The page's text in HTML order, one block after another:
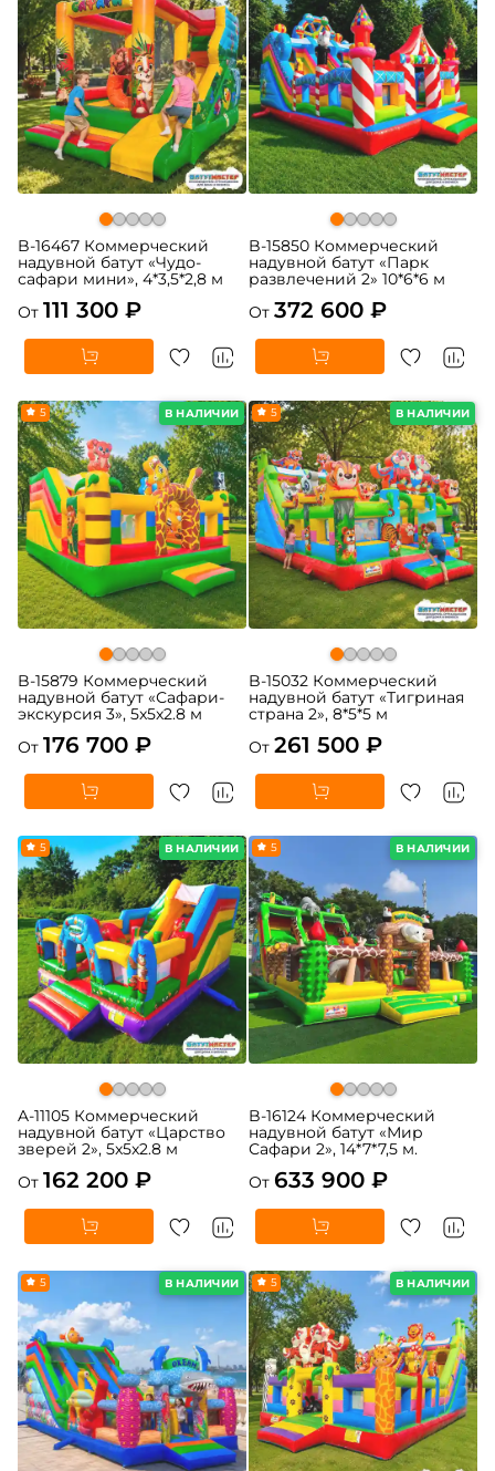
B-16467 Коммерческий
надувной батут «Чудо-
сафари мини», 4*3,5*2,8 м
От 111 300 ₽
B-15850 Коммерческий
надувной батут «Парк
развлечений 2» 10*6*6 м
От 372 600 ₽
В НАЛИЧИИ
5
B-15879 Коммерческий
надувной батут «Сафари-
экскурсия 3», 5x5x2.8 м
От 176 700 ₽
В НАЛИЧИИ
5
B-15032 Коммерческий
надувной батут «Тигриная
страна 2», 8*5*5 м
От 261 500 ₽
В НАЛИЧИИ
5
A-11105 Коммерческий
надувной батут «Царство
зверей 2», 5x5x2.8 м
От 162 200 ₽
В НАЛИЧИИ
5
B-16124 Коммерческий
надувной батут «Мир
Сафари 2», 14*7*7,5 м.
От 633 900 ₽
В НАЛИЧИИ
5 В НАЛИЧИИ
5